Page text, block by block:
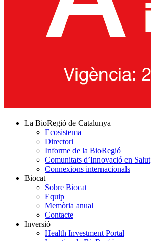
La BioRegió de Catalunya
Ecosistema
Directori
Informe de la BioRegió
Comunitats d’Innovació en Salut
Connexions internacionals
Biocat
Sobre Biocat
Equip
Memòria anual
Contacte
Inversió
Health Investment Portal